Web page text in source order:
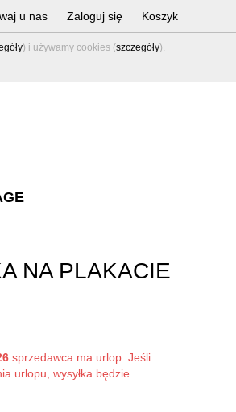
) i używamy cookies (szczegóły).
u nas Zaloguj się Koszyk
NA PLAKACIE
sprzedawca ma urlop. Jeśli
urlopu, wysyłka będzie